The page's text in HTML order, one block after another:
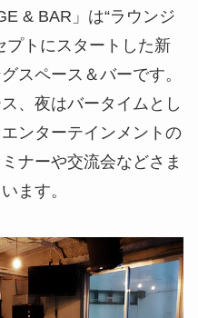
& BAR」は“ラウンジ
プトにスタートした新
スペース＆バーです。
、夜はバータイムとし
ンターテインメントの
ナーや交流会などさま
ます。